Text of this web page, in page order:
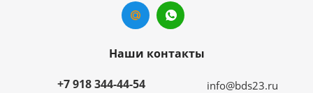
Наши контакты
+7 918 344-44-54
info@bds23.ru